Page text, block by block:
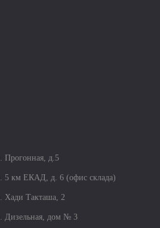
Прогонная, д.5
5 км ЕКАД, д. 6 (офис склада)
Хади Такташа, 2
Дизельная, дом № 3